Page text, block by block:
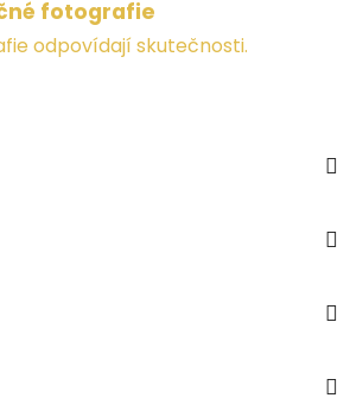
fotografie
odpovídají skutečnosti.